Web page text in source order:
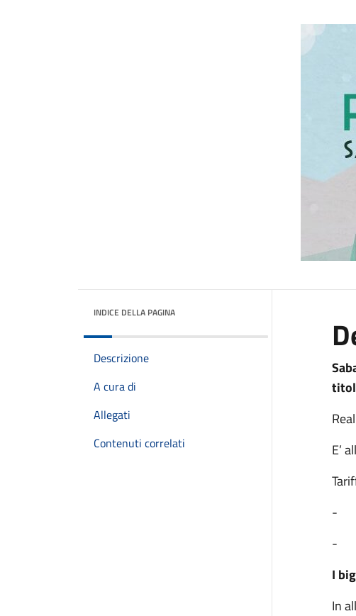
INDICE DELLA PAGINA
Descrizione
A cura di
Allegati
Contenuti correlati
E’
-
-
I
In